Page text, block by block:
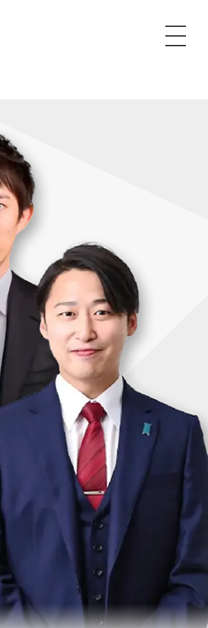
代行『マキトルくん』
くん』
ルトルくん』
動画でカリトルくん』
キトルくん』
AI』
るごと社長』
トライアル』
LP』
築『トリトル』